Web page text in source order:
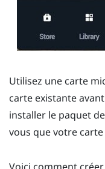
Utilisez une carte
carte existante
installer le paquet
vous que votre carte